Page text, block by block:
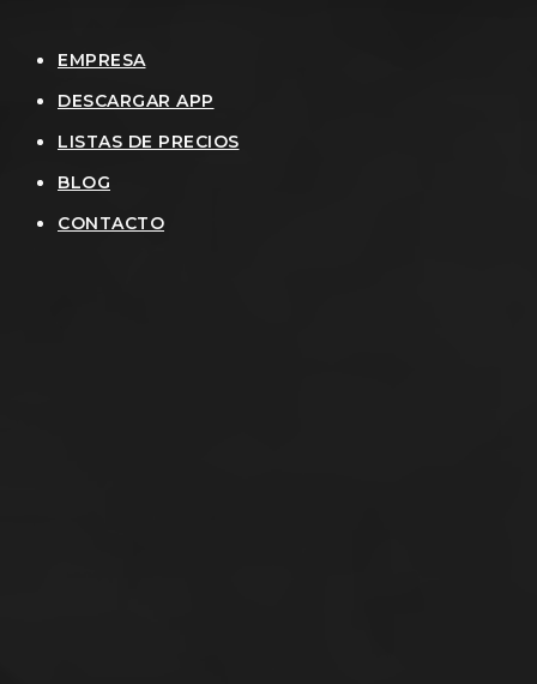
EMPRESA
DESCARGAR APP
LISTAS DE PRECIOS
BLOG
CONTACTO